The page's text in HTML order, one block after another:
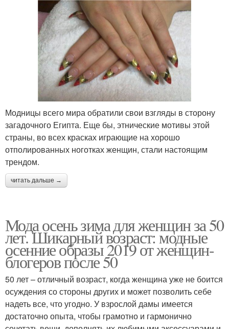
Модницы всего мира обратили свои взгляды в сторону
загадочного Египта. Еще бы, этнические мотивы этой
страны, во всех красках играющие на хорошо
отполированных ноготках женщин, стали настоящим
трендом.
читать дальше →
Мода осень зима для женщин за 50
лет. Шикарный возраст: модные
осенние образы 2019 от женщин-
блогеров после 50
50 лет – отличный возраст, когда женщина уже не боится
осуждения со стороны других и может позволить себе
надеть все, что угодно. У взрослой дамы имеется
достаточно опыта, чтобы грамотно и гармонично